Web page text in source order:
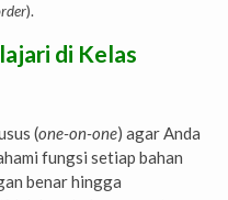
).
di Kelas
(one-on-one) agar Anda
fungsi setiap bahan
benar hingga